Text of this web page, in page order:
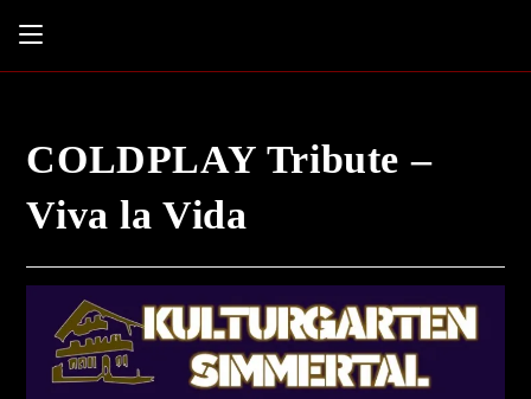
COLDPLAY Tribute –
Viva la Vida